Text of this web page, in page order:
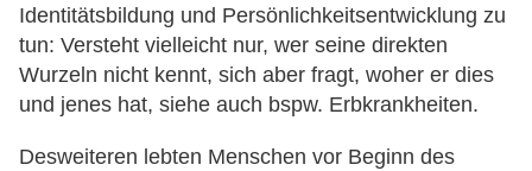
Identitätsbildung und Persönlichkeitsentwicklung zu
tun: Versteht vielleicht nur, wer seine direkten
Wurzeln nicht kennt, sich aber fragt, woher er dies
und jenes hat, siehe auch bspw. Erbkrankheiten.
Desweiteren lebten Menschen vor Beginn des